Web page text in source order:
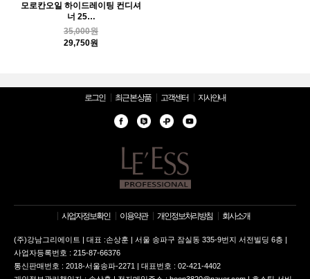
모로칸오일 하이드레이팅 컨디셔
너 25…
35,000원
29,750원
로그인 최근 본 상품 고객센터 지사안내
사업자정보확인 이용약관 개인정보처리방침 회사소개
(주)강남그리에이트 | 대표 :손상훈 | 서울 송파구 잠실동 335-9번지 서전빌딩 6층 |
사업자등록번호 : 215-87-66376
통신판매번호 : 2018-서울송파-2271 | 대표번호 : 02-421-4402